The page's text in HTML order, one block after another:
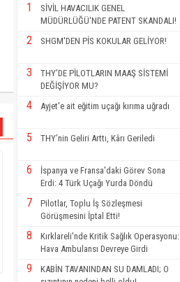
1
SİVİL HAVACILIK GENEL
MÜDÜRLÜĞÜ'NDE PATENT SKANDALI!
2 SHGM'DEN PİS KOKULAR GELİYOR!
3
THY’DE PİLOTLARIN MAAŞ SİSTEMİ
DEĞİŞİYOR MU?
4 Ayjet'e ait eğitim uçağı kırıma uğradı
5 THY’nin Geliri Arttı, Kârı Geriledi
6
İspanya ve Fransa'daki Görev Sona
Erdi: 4 Türk Uçağı Yurda Döndü
7
Pilotlar, Toplu İş Sözleşmesi
Görüşmesini İptal Etti!
8
Kırklareli'nde Kritik Sağlık Operasyonu:
Hava Ambulansı Devreye Girdi
9
KABİN TAVANINDAN SU DAMLADI; O